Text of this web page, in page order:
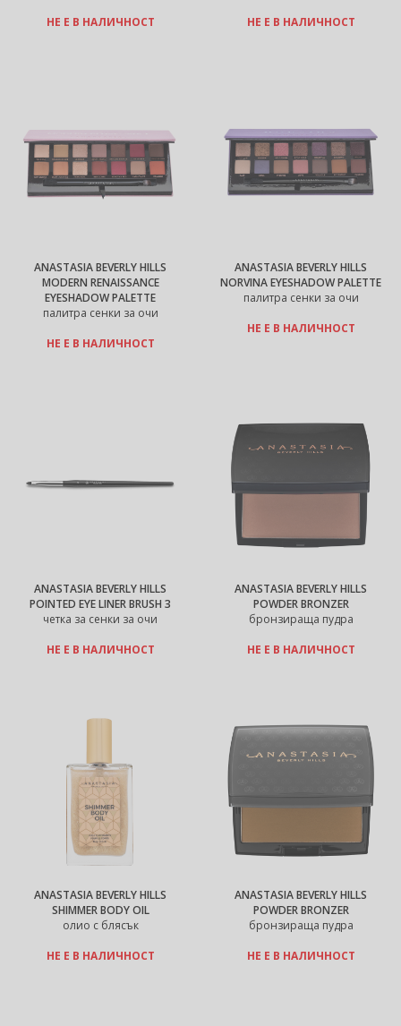
НЕ Е В НАЛИЧНОСТ
НЕ Е В НАЛИЧНОСТ
ANASTASIA BEVERLY HILLS
MODERN RENAISSANCE
EYESHADOW PALETTE
палитра сенки за очи
НЕ Е В НАЛИЧНОСТ
ANASTASIA BEVERLY HILLS
NORVINA EYESHADOW PALETTE
палитра сенки за очи
НЕ Е В НАЛИЧНОСТ
ANASTASIA BEVERLY HILLS
POINTED EYE LINER BRUSH 3
четка за сенки за очи
НЕ Е В НАЛИЧНОСТ
ANASTASIA BEVERLY HILLS
POWDER BRONZER
бронзираща пудра
НЕ Е В НАЛИЧНОСТ
ANASTASIA BEVERLY HILLS
SHIMMER BODY OIL
олио с блясък
НЕ Е В НАЛИЧНОСТ
ANASTASIA BEVERLY HILLS
POWDER BRONZER
бронзираща пудра
НЕ Е В НАЛИЧНОСТ